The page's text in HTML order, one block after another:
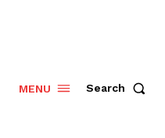
MENU Search